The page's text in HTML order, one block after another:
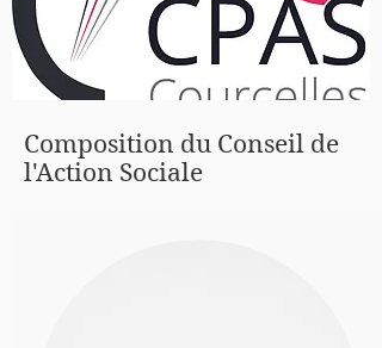
Composition du Conseil de
l'Action Sociale